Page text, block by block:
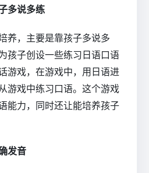
多说多练
养，主要是靠孩子多说多
孩子创设一些练习日语口语
游戏，在游戏中，用日语进
游戏中练习口语。这个游戏
能力，同时还让能培养孩子
发音